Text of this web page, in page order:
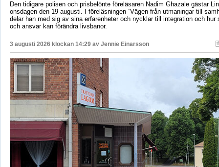
Den tidigare polisen och prisbelönte föreläsaren Nadim Ghazale gästar
onsdagen den 19 augusti. I föreläsningen ”Vägen från utmaningar till
delar han med sig av sina erfarenheter och nycklar till integration och hur
och ansvar kan förändra livsbanor.
3 augusti 2026 klockan 14:29 av Jennie Einarsson